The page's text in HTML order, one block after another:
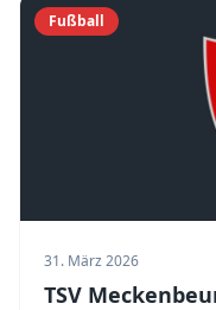
Fußball
31. März 2026
TSV